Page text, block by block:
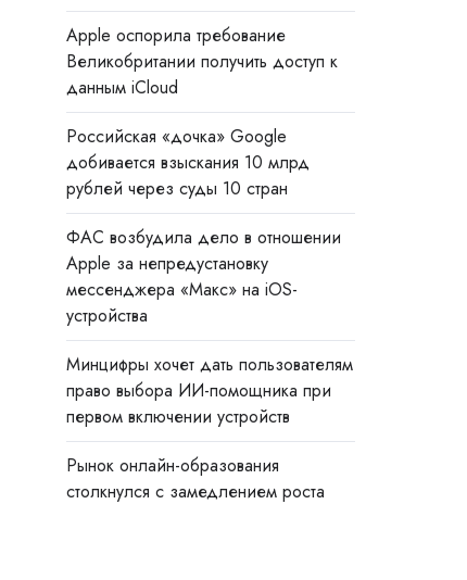
Apple оспорила требование
Великобритании получить доступ к
данным iCloud
Российская «дочка» Google
добивается взыскания 10 млрд
рублей через суды 10 стран
ФАС возбудила дело в отношении
Apple за непредустановку
мессенджера «Макс» на iOS-
устройства
Минцифры хочет дать пользователям
право выбора ИИ-помощника при
первом включении устройств
Рынок онлайн-образования
столкнулся с замедлением роста